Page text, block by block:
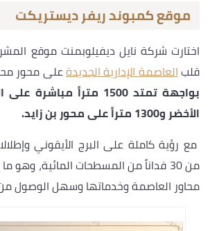
موقع كمبوند ريفر ديستريكت
اختارت شركة نايل ديفيلوبمنت موقع
قلبالعاصمة الإدارية الجديدةعلى محور
بواجهة تمتد 1500 متراً
الأخضر و1300 متراً على محور بن زايد.
مع رؤية كاملة على البرج الأيقوني
من 30 فداناً من المسطحات المائية،
محاور العاصمة وخدماتها وسهل الوصول